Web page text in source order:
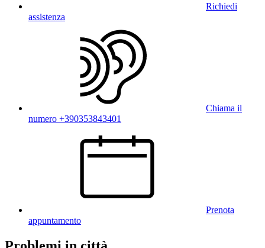
Richiedi
assistenza
Chiama il
numero +390353843401
Prenota
appuntamento